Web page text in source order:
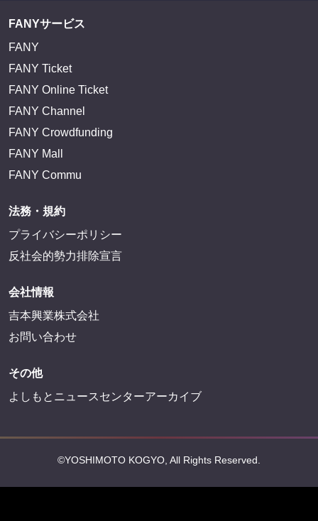
FANYサービス
FANY
FANY Ticket
FANY Online Ticket
FANY Channel
FANY Crowdfunding
FANY Mall
FANY Commu
法務・規約
プライバシーポリシー
反社会的勢力排除宣言
会社情報
吉本興業株式会社
お問い合わせ
その他
よしもとニュースセンターアーカイブ
©YOSHIMOTO KOGYO, All Rights Reserved.